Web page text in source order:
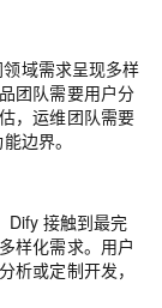
域需求呈现多样
团队需要用户分
，运维团队需要
边界。
Dify 接触到最完
样化需求。 用户
析或定制开发，